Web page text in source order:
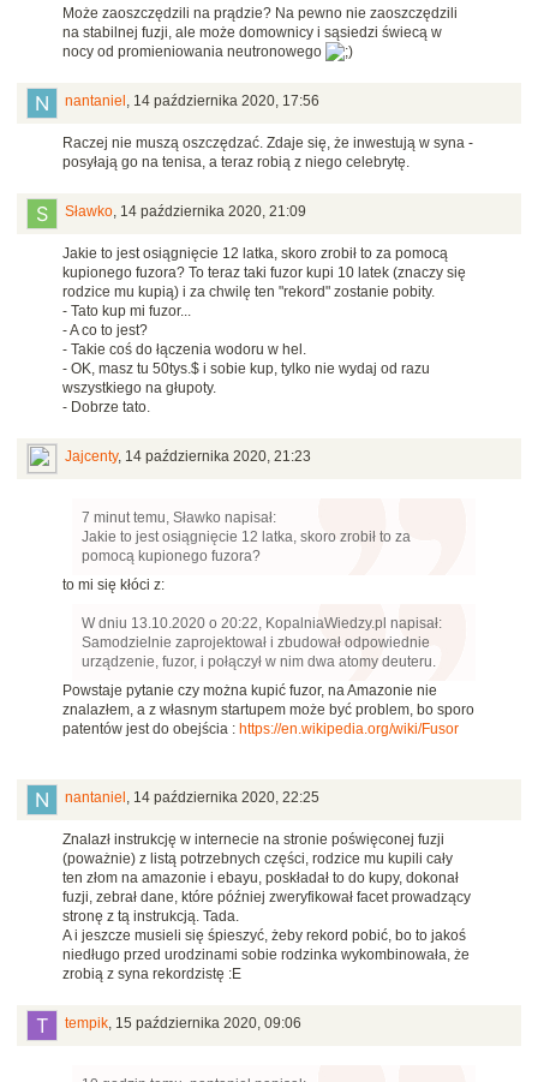
Może zaoszczędzili na prądzie? Na pewno nie zaoszczędzili
na stabilnej fuzji, ale może domownicy i sąsiedzi świecą w
nocy od promieniowania neutronowego
nantaniel , 14 października 2020, 17:56
Raczej nie muszą oszczędzać. Zdaje się, że inwestują w syna -
posyłają go na tenisa, a teraz robią z niego celebrytę.
Sławko, 14 października 2020, 21:09
Jakie to jest osiągnięcie 12 latka, skoro zrobił to za pomocą
kupionego fuzora? To teraz taki fuzor kupi 10 latek (znaczy się
rodzice mu kupią) i za chwilę ten "rekord" zostanie pobity.
- Tato kup mi fuzor...
- A co to jest?
- Takie coś do łączenia wodoru w hel.
- OK, masz tu 50tys.$ i sobie kup, tylko nie wydaj od razu
wszystkiego na głupoty.
- Dobrze tato.
Jajcenty, 14 października 2020, 21:23
7 minut temu, Sławko napisał:
Jakie to jest osiągnięcie 12 latka, skoro zrobił to za
pomocą kupionego fuzora?
to mi się kłóci z:
W dniu 13.10.2020 o 20:22, KopalniaWiedzy.pl napisał:
Samodzielnie zaprojektował i zbudował odpowiednie
urządzenie, fuzor, i połączył w nim dwa atomy deuteru.
Powstaje pytanie czy można kupić fuzor, na Amazonie nie
znalazłem, a z własnym startupem może być problem, bo sporo
patentów jest do obejścia : https://en.wikipedia.org/wiki/Fusor
nantaniel , 14 października 2020, 22:25
Znalazł instrukcję w internecie na stronie poświęconej fuzji
(poważnie) z listą potrzebnych części, rodzice mu kupili cały
ten złom na amazonie i ebayu, poskładał to do kupy, dokonał
fuzji, zebrał dane, które później zweryfikował facet prowadzący
stronę z tą instrukcją. Tada.
A i jeszcze musieli się śpieszyć, żeby rekord pobić, bo to jakoś
niedługo przed urodzinami sobie rodzinka wykombinowała, że
zrobią z syna rekordzistę :E
tempik, 15 października 2020, 09:06